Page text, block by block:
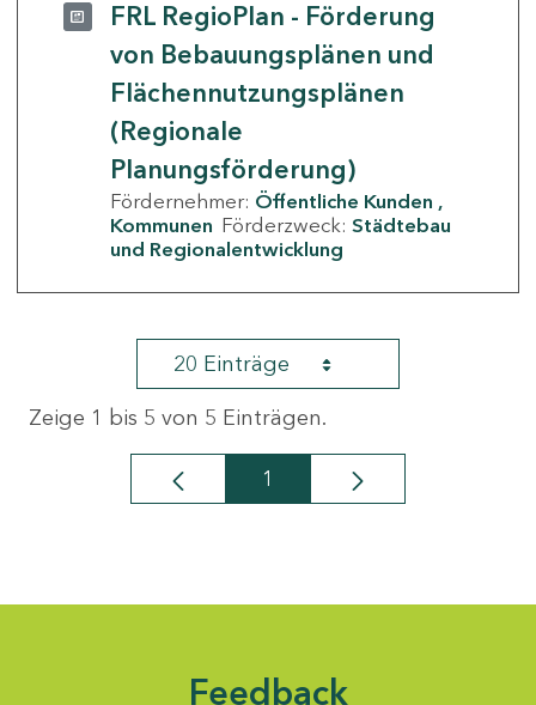
FRL RegioPlan - Förderung
von Bebauungsplänen und
Flächennutzungsplänen
(Regionale
Planungsförderung)
Fördernehmer: Öffentliche Kunden
Kommunen Förderzweck: Städtebau
und Regionalentwicklung
20 Einträge
Zeige 1 bis 5 von 5 Einträgen.
Seite
1
Feedback